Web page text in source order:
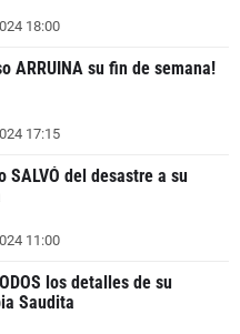
18:00
ARRUINA su fin de semana!
17:15
SALVÓ del desastre a su
11:00
los detalles de su
Saudita